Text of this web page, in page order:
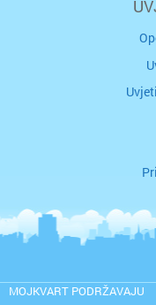
MOJKVART PODRŽAVAJU